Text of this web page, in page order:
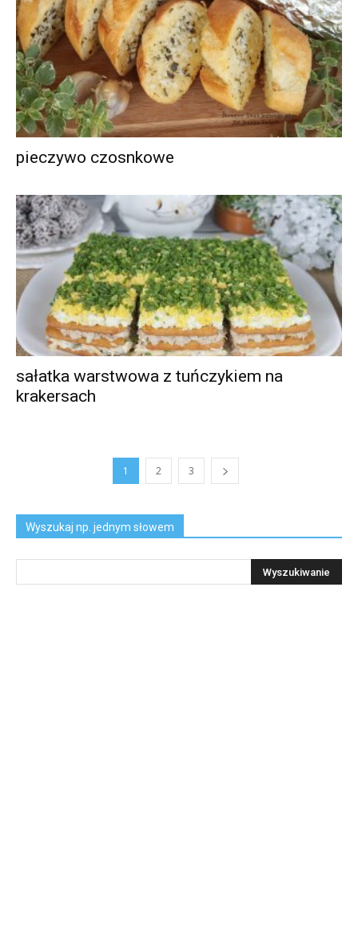
pieczywo czosnkowe
sałatka warstwowa z tuńczykiem na
krakersach
1 2 3
Wyszukaj np. jednym słowem